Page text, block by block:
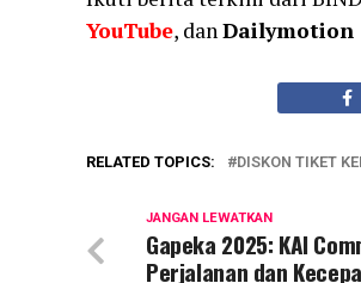
YouTube, danDailymotion
RELATED TOPICS: DISKON TIKET
JANGAN LEWATKAN
Gapeka 2025: KAI
Perjalanan dan